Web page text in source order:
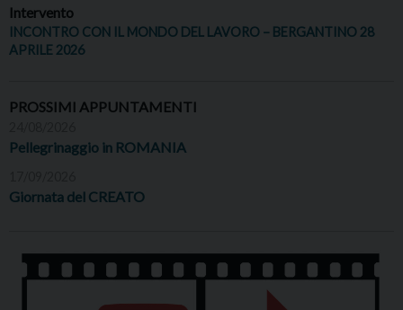
Intervento
INCONTRO CON IL MONDO DEL LAVORO – BERGANTINO 28
APRILE 2026
PROSSIMI APPUNTAMENTI
Pellegrinaggio in ROMANIA
Giornata del CREATO